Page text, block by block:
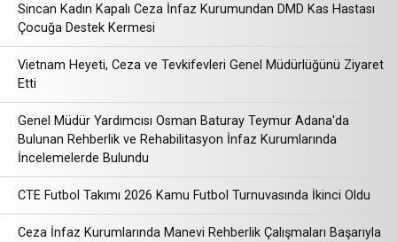
Sincan Kadın Kapalı Ceza İnfaz Kurumundan DMD Kas Hastası
Çocuğa Destek Kermesi
Vietnam Heyeti, Ceza ve Tevkifevleri Genel Müdürlüğünü Ziyaret
Etti
Genel Müdür Yardımcısı Osman Baturay Teymur Adana'da
Bulunan Rehberlik ve Rehabilitasyon İnfaz Kurumlarında
İncelemelerde Bulundu
CTE Futbol Takımı 2026 Kamu Futbol Turnuvasında İkinci Oldu
Ceza İnfaz Kurumlarında Manevi Rehberlik Çalışmaları Başarıyla